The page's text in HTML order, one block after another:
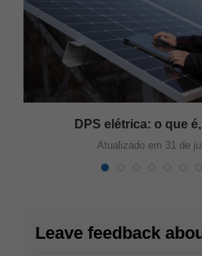
DPS elétrica: o que
Atualizado em 31 de
Leave feedback